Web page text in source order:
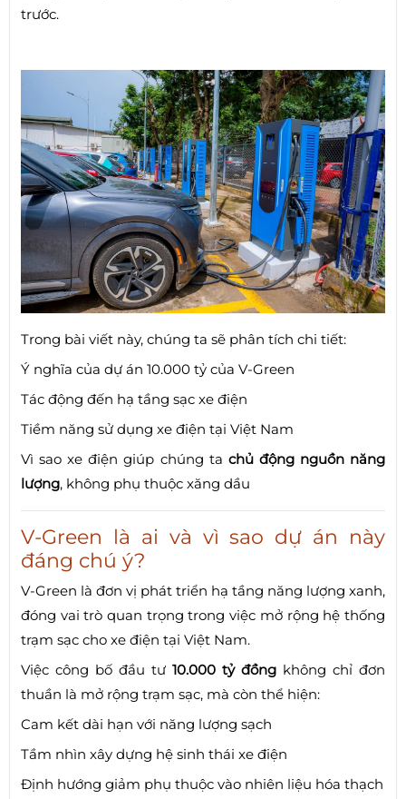
trước.
Trong bài viết này, chúng ta sẽ phân tích chi tiết:
Ý nghĩa của dự án 10.000 tỷ của V-Green
Tác động đến hạ tầng sạc xe điện
Tiềm năng sử dụng xe điện tại Việt Nam
Vì sao xe điện giúp chúng ta chủ động nguồn năng
lượng, không phụ thuộc xăng dầu
V-Green là ai và vì sao dự án này
đáng chú ý?
V-Green là đơn vị phát triển hạ tầng năng lượng xanh,
đóng vai trò quan trọng trong việc mở rộng hệ thống
trạm sạc cho xe điện tại Việt Nam.
Việc công bố đầu tư 10.000 tỷ đồng không chỉ đơn
thuần là mở rộng trạm sạc, mà còn thể hiện:
Cam kết dài hạn với năng lượng sạch
Tầm nhìn xây dựng hệ sinh thái xe điện
Định hướng giảm phụ thuộc vào nhiên liệu hóa thạch